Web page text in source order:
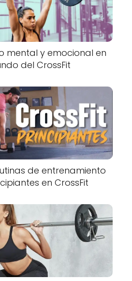
mental y emocional en
del CrossFit
de entrenamiento
en CrossFit